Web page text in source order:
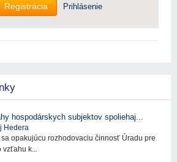
Registrácia Prihlásenie
hospodárskych subjektov spoliehaj...
Hedera
opakujúcu rozhodovaciu činnosť Úradu pre
vzťahu k...